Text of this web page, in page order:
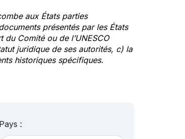
aux États parties
présentés par les États
du Comité ou de l’UNESCO
juridique de ses autorités, c) la
historiques spécifiques.
Pays :